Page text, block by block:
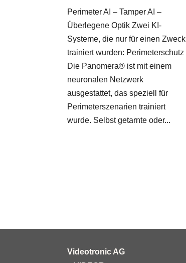
Perimeter AI – Tamper AI –
Überlegene Optik Zwei KI-
Systeme, die nur für einen Zweck
trainiert wurden: Perimeterschutz
Die Panomera® ist mit einem
neuronalen Netzwerk
ausgestattet, das speziell für
Perimeterszenarien trainiert
wurde. Selbst getarnte oder...
Videotronic AG